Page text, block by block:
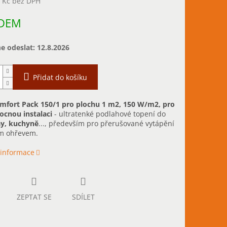
odeslat: 12.8.2026
Přidat do košíku
Pack 150/1 pro plochu 1 m2, 150 W/m2, pro
instalaci- ultratenké podlahové topení do
kuchyně..., především pro přerušované vytápění
ohřevem.
ZEPTAT SE SDÍLET